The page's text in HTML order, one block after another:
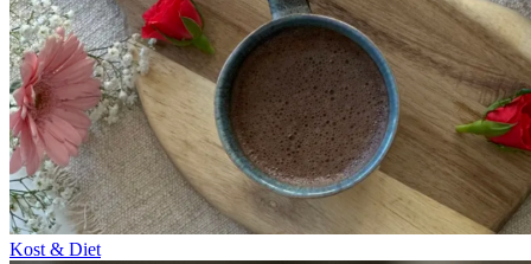
Kost & Diet